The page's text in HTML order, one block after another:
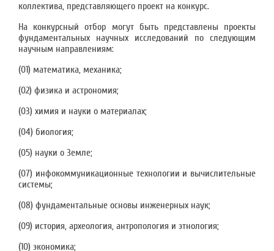
коллектива, представляющего проект на конкурс.
На конкурсный отбор могут быть представлены проекты
фундаментальных научных исследований по следующим
научным направлениям:
(01) математика, механика;
(02) физика и астрономия;
(03) химия и науки о материалах;
(04) биология;
(05) науки о Земле;
(07) инфокоммуникационные технологии и вычислительные
системы;
(08) фундаментальные основы инженерных наук;
(09) история, археология, антропология и этнология;
(10) экономика;